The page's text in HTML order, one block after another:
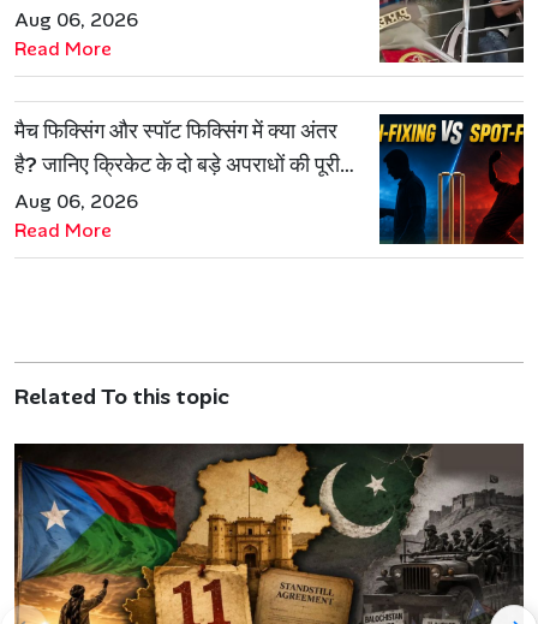
हिरासत में
Aug 06, 2026
Read More
मैच फिक्सिंग और स्पॉट फिक्सिंग में क्या अंतर
है? जानिए क्रिकेट के दो बड़े अपराधों की पूरी
कहानी
Aug 06, 2026
Read More
Related To this topic